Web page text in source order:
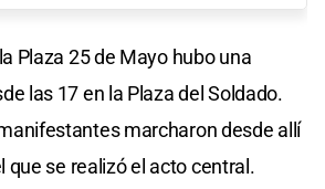
Plaza 25 de Mayo hubo una
las 17 en la Plaza del Soldado.
marcharon desde allí
que se realizó el acto central.